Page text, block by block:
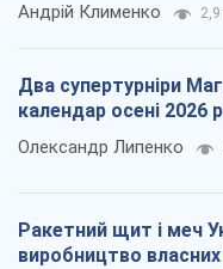
Андрій Клименко 2,9
Два супертурніри
календар осені 2026
Олександр Липенко
Ракетний щит і меч
виробництво